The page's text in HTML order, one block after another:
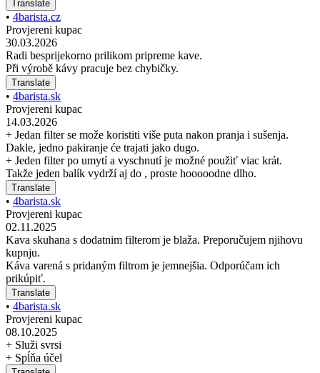
Translate
• 4barista.cz
Provjereni kupac
30.03.2026
Radi besprijekorno prilikom pripreme kave.
Při výrobě kávy pracuje bez chybičky.
Translate
• 4barista.sk
Provjereni kupac
14.03.2026
+ Jedan filter se može koristiti više puta nakon pranja i sušenja.
Dakle, jedno pakiranje će trajati jako dugo.
+ Jeden filter po umytí a vyschnutí je možné použiť viac krát.
Takže jeden balík vydrží aj do , proste hooooodne dlho.
Translate
• 4barista.sk
Provjereni kupac
02.11.2025
Kava skuhana s dodatnim filterom je blaža. Preporučujem njihovu
kupnju.
Káva varená s pridaným filtrom je jemnejšia. Odporúčam ich
prikúpiť.
Translate
• 4barista.sk
Provjereni kupac
08.10.2025
+ Služi svrsi
+ Spĺňa účel